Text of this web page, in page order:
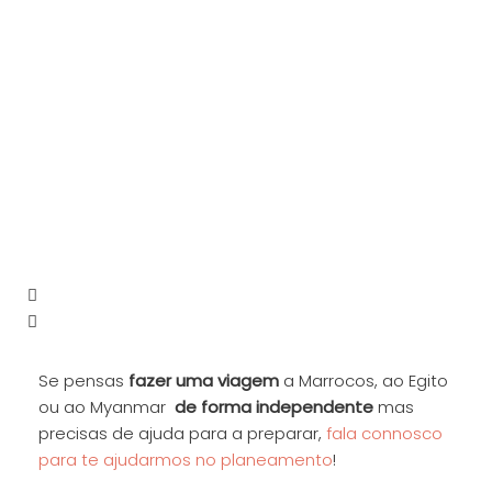
Se pensas fazer umaviagem a Marrocos, ao Egito
ou ao Myanmar de forma independentemas
precisas de ajuda para a preparar, fala connosco
para te ajudarmos no planeamento!